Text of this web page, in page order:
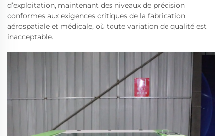
d’exploitation, maintenant des niveaux de précision
conformes aux exigences critiques de la fabrication
aérospatiale et médicale, où toute variation de qualité est
inacceptable.